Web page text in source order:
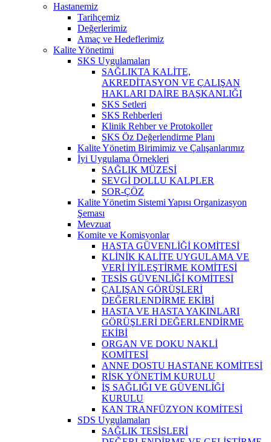
Hastanemiz
Tarihçemiz
Değerlerimiz
Amaç ve Hedeflerimiz
Kalite Yönetimi
SKS Uygulamaları
SAĞLIKTA KALİTE,
AKREDİTASYON VE ÇALIŞAN
HAKLARI DAİRE BAŞKANLIĞI
SKS Setleri
SKS Rehberleri
Klinik Rehber ve Protokoller
SKS Öz Değerlendirme Planı
Kalite Yönetim Birimimiz ve Çalışanlarımız
İyi Uygulama Örnekleri
SAĞLIK MÜZESİ
SEVGİ DOLLU KALPLER
SOR-ÇÖZ
Kalite Yönetim Sistemi Yapısı Organizasyon
Şeması
Mevzuat
Komite ve Komisyonlar
HASTA GÜVENLİĞİ KOMİTESİ
KLİNİK KALİTE UYGULAMA VE
VERİ İYİLEŞTİRME KOMİTESİ
TESİS GÜVENLİĞİ KOMİTESİ
ÇALIŞAN GÖRÜŞLERİ
DEĞERLENDİRME EKİBİ
HASTA VE HASTA YAKINLARI
GÖRÜŞLERİ DEĞERLENDİRME
EKİBİ
ORGAN VE DOKU NAKLİ
KOMİTESİ
ANNE DOSTU HASTANE KOMİTESİ
RİSK YÖNETİM KURULU
İŞ SAĞLIĞI VE GÜVENLİĞİ
KURULU
KAN TRANFÜZYON KOMİTESİ
SDS Uygulamaları
SAĞLIK TESİSLERİ